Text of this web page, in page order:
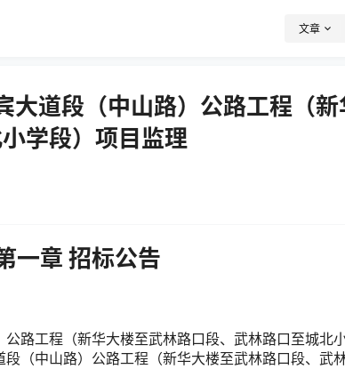
文章
道段（中山路）公路工程（新
学段）项目监理
一章 招标公告
路工程（新华大楼至武林路口段、武林路口至城北
（中山路）公路工程（新华大楼至武林路口段、武